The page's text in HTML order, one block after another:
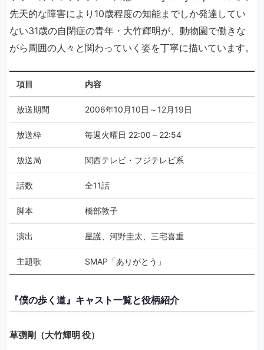
先天的な障害により10歳程度の知能までしか発達してい
ない31歳の自閉症の青年・大竹輝明が、動物園で働きな
がら周囲の人々と関わっていく姿を丁寧に描いています。
項目 内容
放送期間 2006年10月10日～12月19日
放送枠 毎週火曜日 22:00～22:54
放送局 関西テレビ・フジテレビ系
話数 全11話
脚本 橋部敦子
演出 星護、河野圭太、三宅喜重
主題歌 SMAP「ありがとう」
『僕の歩く道』キャスト一覧と役柄紹介
草彅剛（大竹輝明 役）